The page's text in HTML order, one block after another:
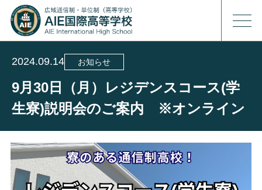
2024.09.14 お知らせ
9月30日（月）レジデンスコース(学
生寮)説明会のご案内 ※オンライン